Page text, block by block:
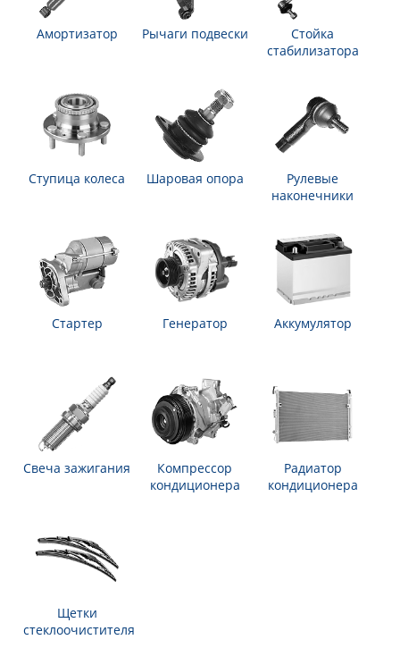
Амортизатор Рычаги подвески
Стойка
стабилизатора
Ступица колеса Шаровая опора
Рулевые
наконечники
Стартер Генератор Аккумулятор
Свеча зажигания
Компрессор
кондиционера
Радиатор
кондиционера
Щетки
стеклоочистителя